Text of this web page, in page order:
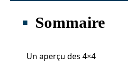
Sommaire
Un aperçu des 4×4